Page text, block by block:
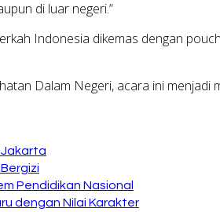
di luar negeri.”
Indonesia dikemas dengan
Dalam Negeri, acara ini
Jakarta
Pendidikan Nasional
dengan Nilai Karakter